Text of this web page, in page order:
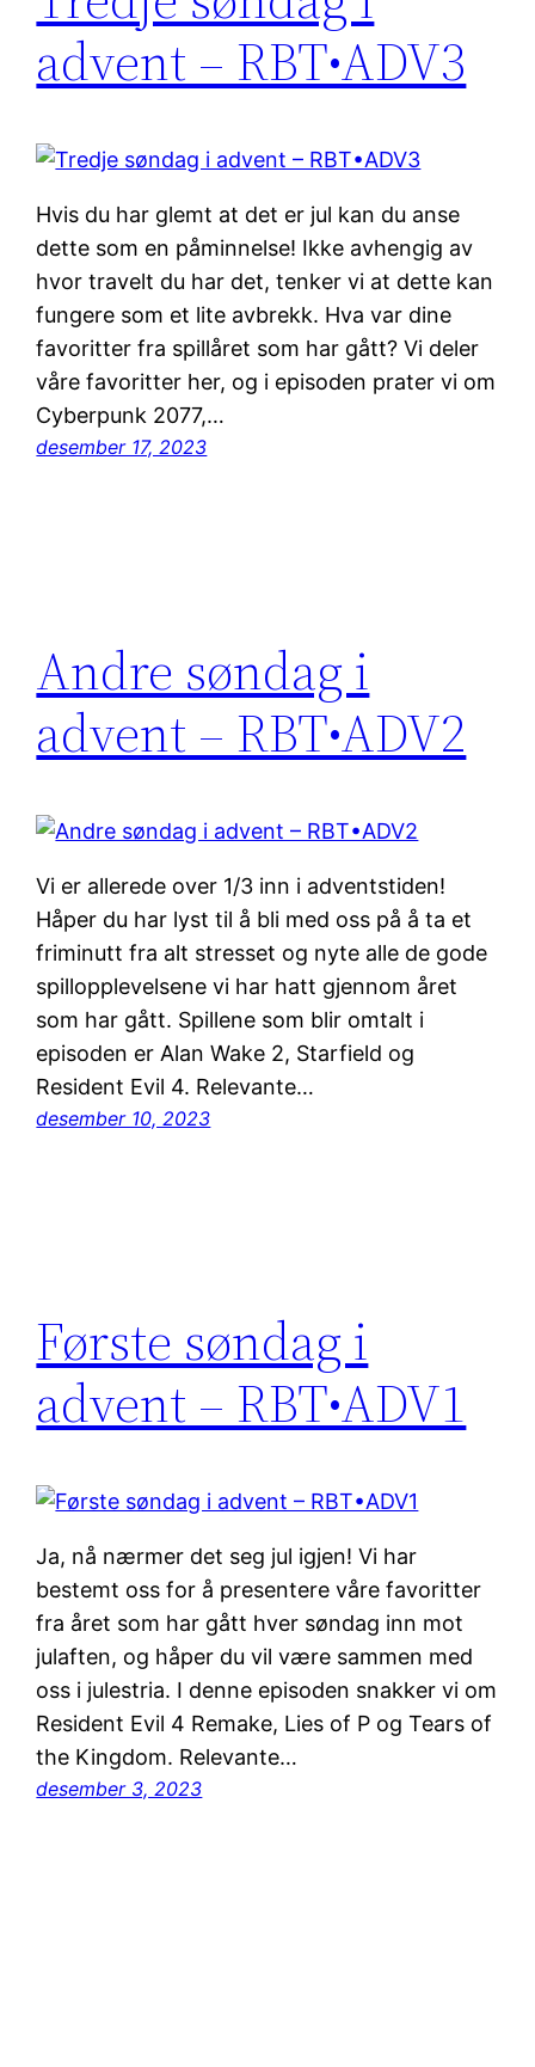
advent – RBT•ADV3
Hvis du har glemt at det er jul kan du anse
dette som en påminnelse! Ikke avhengig av
hvor travelt du har det, tenker vi at dette kan
fungere som et lite avbrekk. Hva var dine
favoritter fra spillåret som har gått? Vi deler
våre favoritter her, og i episoden prater vi om
Cyberpunk 2077,…
desember 17, 2023
Andre søndag i
advent – RBT•ADV2
Vi er allerede over 1/3 inn i adventstiden!
Håper du har lyst til å bli med oss på å ta et
friminutt fra alt stresset og nyte alle de gode
spillopplevelsene vi har hatt gjennom året
som har gått. Spillene som blir omtalt i
episoden er Alan Wake 2, Starfield og
Resident Evil 4. Relevante…
desember 10, 2023
Første søndag i
advent – RBT•ADV1
Ja, nå nærmer det seg jul igjen! Vi har
bestemt oss for å presentere våre favoritter
fra året som har gått hver søndag inn mot
julaften, og håper du vil være sammen med
oss i julestria. I denne episoden snakker vi om
Resident Evil 4 Remake, Lies of P og Tears of
the Kingdom. Relevante…
desember 3, 2023